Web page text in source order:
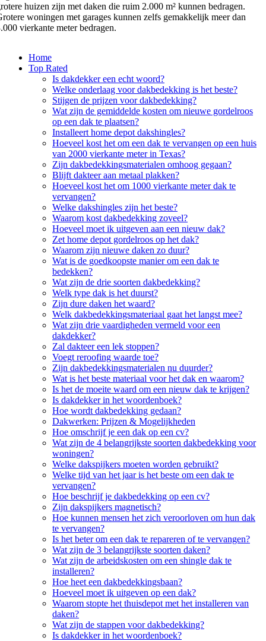
huizen zijn met daken die ruim 2.000 m² kunnen bedragen.
woningen met garages kunnen zelfs gemakkelijk meer dan
vierkante meter bedragen.
Home
Top Rated
Is dakdekker een echt woord?
Welke onderlaag voor dakbedekking is het beste?
Stijgen de prijzen voor dakbedekking?
Wat zijn de gemiddelde kosten om nieuwe gordelroos
op een dak te plaatsen?
Installeert home depot dakshingles?
Hoeveel kost het om een dak te vervangen op een huis
van 2000 vierkante meter in Texas?
Zijn dakbedekkingsmaterialen omhoog gegaan?
Blijft dakteer aan metaal plakken?
Hoeveel kost het om 1000 vierkante meter dak te
vervangen?
Welke dakshingles zijn het beste?
Waarom kost dakbedekking zoveel?
Hoeveel moet ik uitgeven aan een nieuw dak?
Zet home depot gordelroos op het dak?
Waarom zijn nieuwe daken zo duur?
Wat is de goedkoopste manier om een dak te
bedekken?
Wat zijn de drie soorten dakbedekking?
Welk type dak is het duurst?
Zijn dure daken het waard?
Welk dakbedekkingsmateriaal gaat het langst mee?
Wat zijn drie vaardigheden vermeld voor een
dakdekker?
Zal dakteer een lek stoppen?
Voegt reroofing waarde toe?
Zijn dakbedekkingsmaterialen nu duurder?
Wat is het beste materiaal voor het dak en waarom?
Is het de moeite waard om een nieuw dak te krijgen?
Is dakdekker in het woordenboek?
Hoe wordt dakbedekking gedaan?
Dakwerken: Prijzen & Mogelijkheden
Hoe omschrijf je een dak op een cv?
Wat zijn de 4 belangrijkste soorten dakbedekking voor
woningen?
Welke dakspijkers moeten worden gebruikt?
Welke tijd van het jaar is het beste om een dak te
vervangen?
Hoe beschrijf je dakbedekking op een cv?
Zijn dakspijkers magnetisch?
Hoe kunnen mensen het zich veroorloven om hun dak
te vervangen?
Is het beter om een dak te repareren of te vervangen?
Wat zijn de 3 belangrijkste soorten daken?
Wat zijn de arbeidskosten om een shingle dak te
installeren?
Hoe heet een dakbedekkingsbaan?
Hoeveel moet ik uitgeven op een dak?
Waarom stopte het thuisdepot met het installeren van
daken?
Wat zijn de stappen voor dakbedekking?
Is dakdekker in het woordenboek?